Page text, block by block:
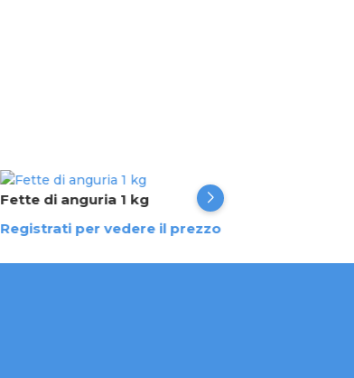
Fette di anguria 1 kg
Registrati per vedere il prezzo